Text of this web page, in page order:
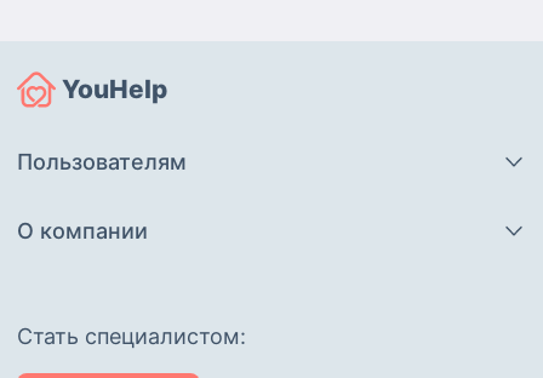
YouHelp
Пользователям
О компании
Cтать специалистом: